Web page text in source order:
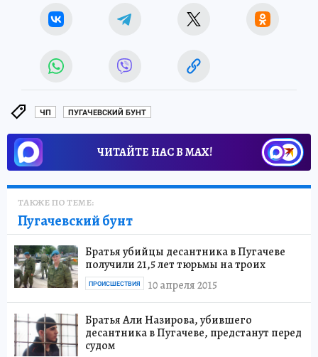
ЧП ПУГАЧЕВСКИЙ БУНТ
ЧИТАЙТЕ НАС В МАХ!
ТАКЖЕ ПО ТЕМЕ:
Пугачевский бунт
Братья убийцы десантника в Пугачеве
получили 21,5 лет тюрьмы на троих
10 апреля 2015
ПРОИСШЕСТВИЯ
Братья Али Назирова, убившего
десантника в Пугачеве, предстанут перед
судом